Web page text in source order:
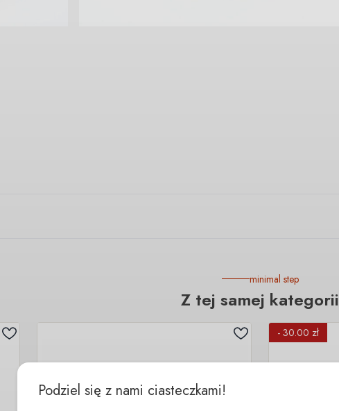
minimal step
Z tej samej kategorii
- 30.00 zł
Podziel się z nami ciasteczkami!